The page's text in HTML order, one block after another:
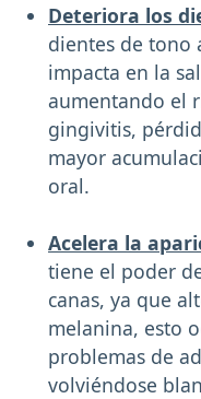
Deteriora los
dientes de tono
impacta en la
aumentando el
gingivitis,
mayor
oral.
Acelera la
tiene el poder
canas, ya que
melanina, esto
problemas de
volviéndose